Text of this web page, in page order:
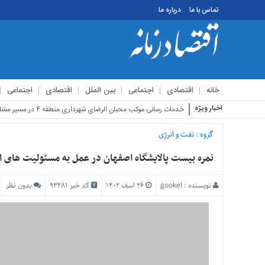
تماس با ما درباره ما
خانه اقتصادی اجتماعی بین الملل اقتصادی اجتماعی
تماس
ما
درباره
اخبار ویژه استقبال زائرین اربعین
گروه :نفت و انرژی
نمره بیست پالایشگاه اصفهان در عمل به مسئولیت های
نویسنده : gookel کد خبر 93281 بدون نظر